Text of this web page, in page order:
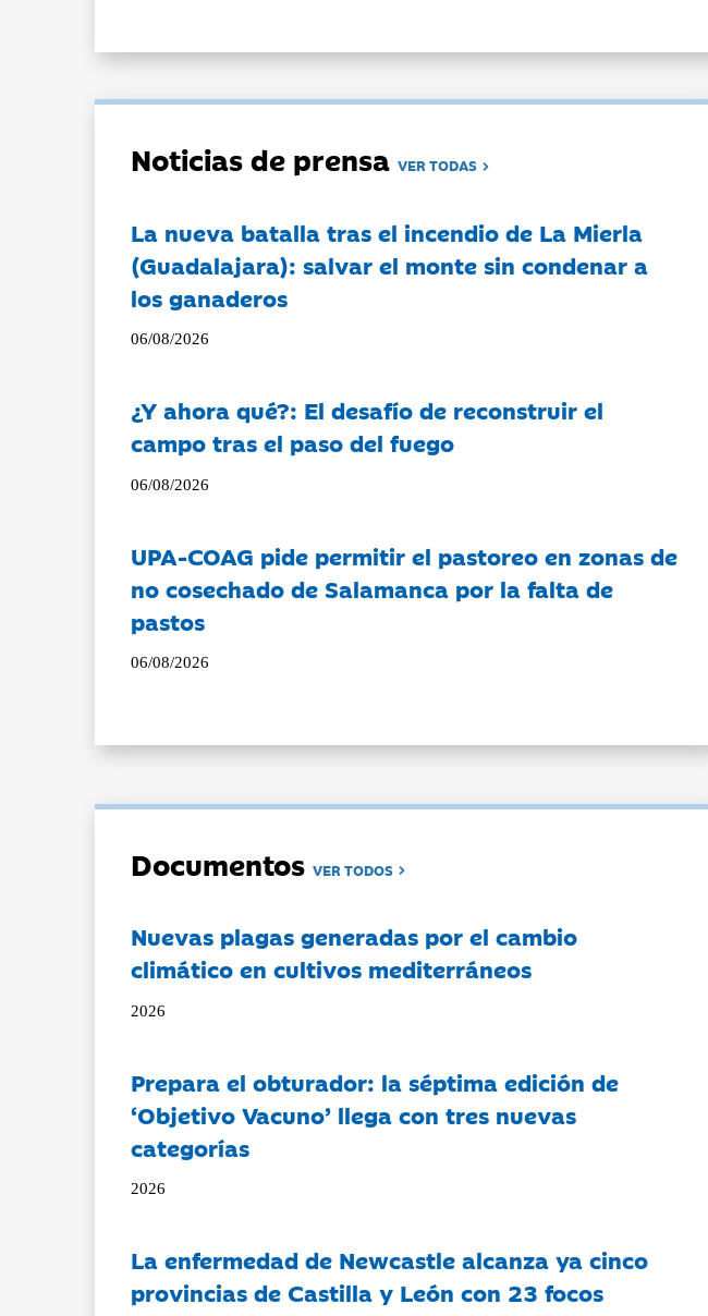
Noticias de prensaVER TODAS
La nueva batalla tras el incendio de La Mierla
(Guadalajara): salvar el monte sin condenar a
los ganaderos
06/08/2026
¿Y ahora qué?: El desafío de reconstruir el
campo tras el paso del fuego
06/08/2026
UPA-COAG pide permitir el pastoreo en zonas de
no cosechado de Salamanca por la falta de
pastos
06/08/2026
DocumentosVER TODOS
Nuevas plagas generadas por el cambio
climático en cultivos mediterráneos
2026
Prepara el obturador: la séptima edición de
‘Objetivo Vacuno’ llega con tres nuevas
categorías
2026
La enfermedad de Newcastle alcanza ya cinco
provincias de Castilla y León con 23 focos